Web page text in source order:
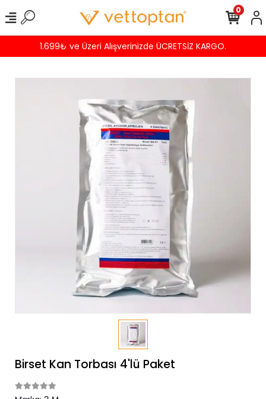
1.699₺ ve Üzeri Alışverinizde ÜCRETSİZ KARGO.
0
Birset Kan Torbası 4'lü Paket